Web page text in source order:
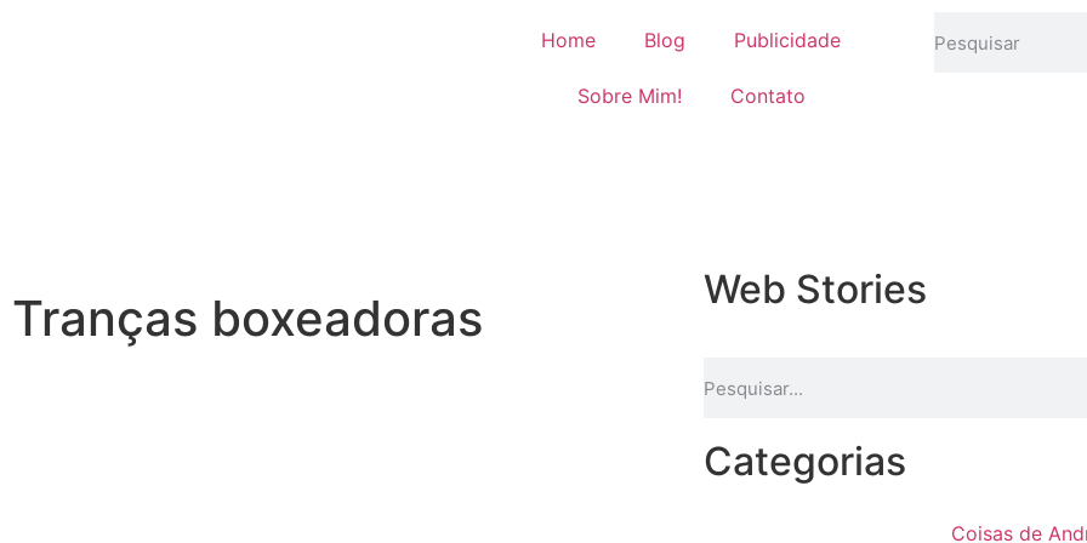
Home Blog Publicidade
Sobre Mim! Contato
Tranças boxeadoras Web Stories
Categorias
Coisas de